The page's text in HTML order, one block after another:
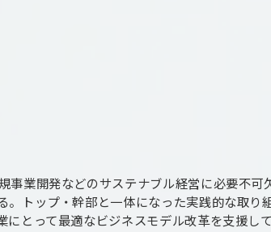
事業開発などのサステナブル経営に必要不可
。トップ・幹部と一体になった実践的な取り
にとって最適なビジネスモデル改革を支援し